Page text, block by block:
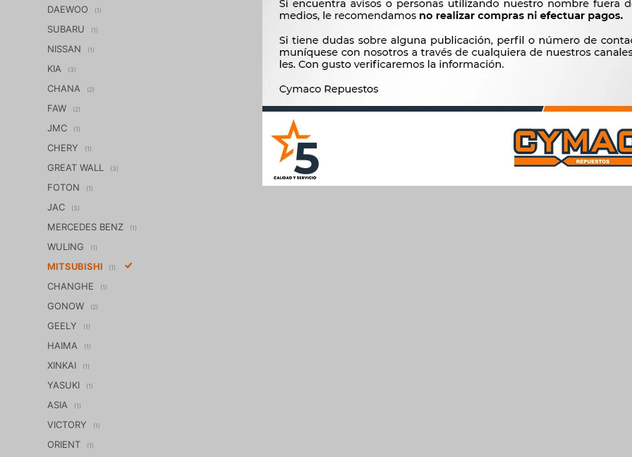
DAEWOO (1)
SUBARU (1)
NISSAN (1)
KIA (3)
CHANA (2)
FAW (2)
JMC (1)
CHERY (1)
GREAT WALL (3)
FOTON (1)
JAC (3)
MERCEDES BENZ (1)
WULING (1)
MITSUBISHI (1)
CHANGHE (1)
GONOW (2)
GEELY (1)
HAIMA (1)
XINKAI (1)
YASUKI (1)
ASIA (1)
VICTORY (1)
ORIENT (1)